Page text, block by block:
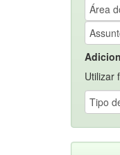
Utilizar